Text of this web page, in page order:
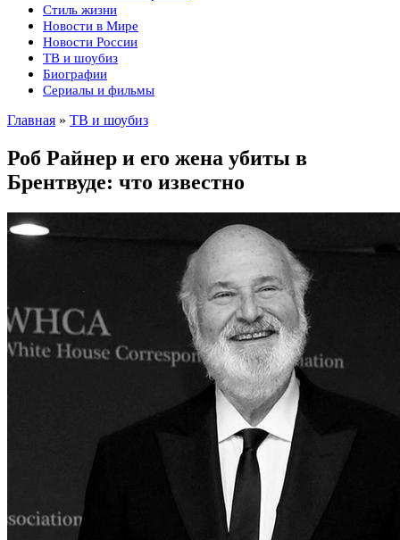
Стиль жизни
Новости в Мире
Новости России
ТВ и шоубиз
Биографии
Сериалы и фильмы
Главная » ТВ и шоубиз
Роб Райнер и его жена убиты в
Брентвуде: что известно